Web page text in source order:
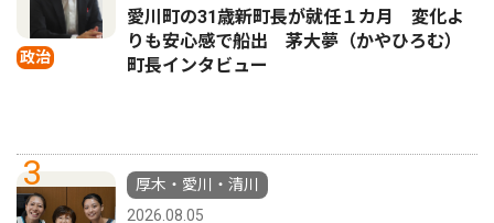
政治
愛川町の31歳新町長が就任１カ月 変化よ
りも安心感で船出 茅大夢（かやひろむ）
町長インタビュー
3
厚木・愛川・清川
2026.08.05